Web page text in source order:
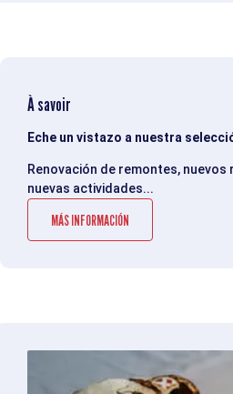
À savoir
Eche un vistazo a nuestra
Renovación de remontes,
nuevas actividades...
MÁS INFORMACIÓN